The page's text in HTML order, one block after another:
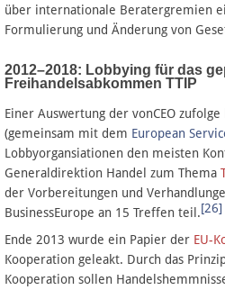
über internationale Beratergremien
Formulierung und Änderung von
2012–2018: Lobbying für das
Freihandelsabkommen TTIP
Einer Auswertung der vonCEO
(gemeinsam mit dem European
Lobbyorgansiationen den meisten
Generaldirektion Handel zum Thema
der Vorbereitungen und
BusinessEurope an 15 Treffen teil.[26]
Ende 2013 wurde ein Papier der EU-
Kooperation geleakt. Durch das
Kooperation sollen